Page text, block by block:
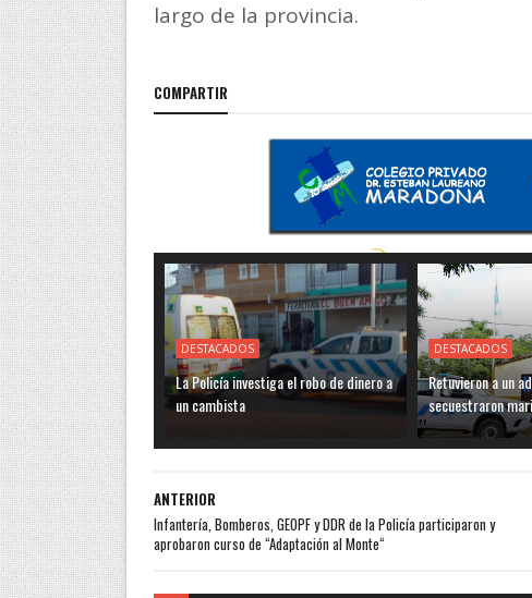
largo de la provincia.
COMPARTIR
DESTACADOS
La Policía investiga el robo de dinero a
un cambista
DESTACADOS
Retuvieron a un
secuestraron
ANTERIOR
Infantería, Bomberos, GEOPF y DDR de la Policía participaron y
aprobaron curso de “Adaptación al Monte“